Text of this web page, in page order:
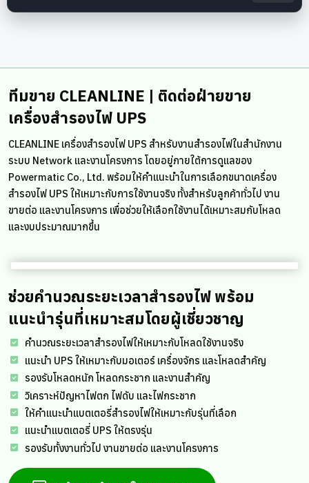
ทีมขาย CLEANLINE | ติดต่อฝ่ายขาย
เครื่องสำรองไฟ UPS
CLEANLINE เครื่องสำรองไฟ UPS สำหรับงานสำรองไฟในสำนักงาน
ระบบ Network และงานโครงการ โดยอยู่ภายใต้การดูแลของ
Powermatic Co., Ltd. พร้อมให้คำแนะนำในการเลือกขนาดเครื่อง
สำรองไฟ UPS ให้เหมาะกับการใช้งานจริง ทั้งสำหรับลูกค้าทั่วไป งาน
ขายต่อ และงานโครงการ เพื่อช่วยให้เลือกใช้งานได้เหมาะสมกับโหลด
และงบประมาณมากขึ้น
ช่วยคำนวณระยะเวลาสำรองไฟ พร้อม
แนะนำรุ่นที่เหมาะสมโดยผู้เชี่ยวชาญ
คำนวณระยะเวลาสำรองไฟให้เหมาะกับโหลดใช้งานจริง
แนะนำ UPS ให้เหมาะกับมอเตอร์ เครื่องจักร และโหลดสำคัญ
รองรับโหลดหนัก โหลดกระชาก และงานสำคัญ
วิเคราะห์ปัญหาไฟตก ไฟดับ และไฟกระชาก
ให้คำแนะนำแบตเตอรี่สำรองไฟให้เหมาะกับรุ่นที่เลือก
แนะนำแบตเตอรี่ UPS ให้ตรงรุ่น
รองรับทั้งงานทั่วไป งานขายต่อ และงานโครงการ